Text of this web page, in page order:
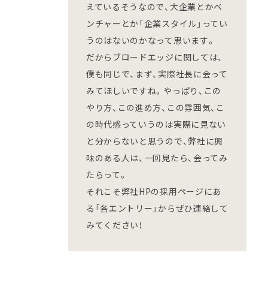
えているそうなので、大企業とかベ
ンチャーとか「企業スタイル」ってい
うのはないのかなって思います。
だからブロードエッジに関しては、
僕も同じで、まず、実際社長に会って
みてほしいですね。やっぱり、この
やり方、この進め方、この雰囲気、こ
の時代感っていうのは実際に見ない
と分からないと思うので、弊社に興
味のある人は、一回見たら、会ってみ
たらって。
それこそ弊社HPの採用ページにあ
る「各エントリー」からぜひ連絡して
みてください！